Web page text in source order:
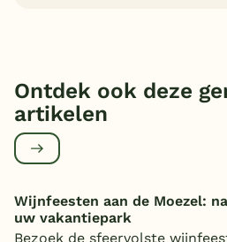
Ontdek ook deze
artikelen
Wijnfeesten aan de Moezel:
uw vakantiepark
Bezoek de sfeervolste